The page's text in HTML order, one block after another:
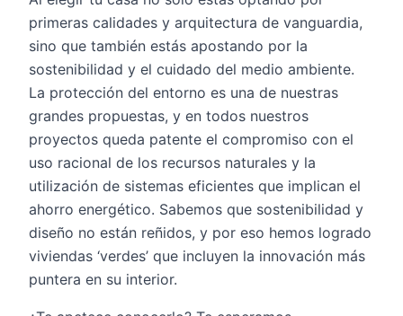
primeras calidades y arquitectura de vanguardia,
sino que también estás apostando por la
sostenibilidad y el cuidado del medio ambiente.
La protección del entorno es una de nuestras
grandes propuestas, y en todos nuestros
proyectos queda patente el compromiso con el
uso racional de los recursos naturales y la
utilización de sistemas eficientes que implican el
ahorro energético. Sabemos que sostenibilidad y
diseño no están reñidos, y por eso hemos logrado
viviendas ‘verdes’ que incluyen la innovación más
puntera en su interior.